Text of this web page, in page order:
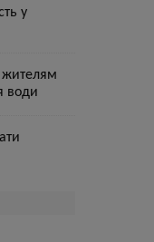
у
жителям
води